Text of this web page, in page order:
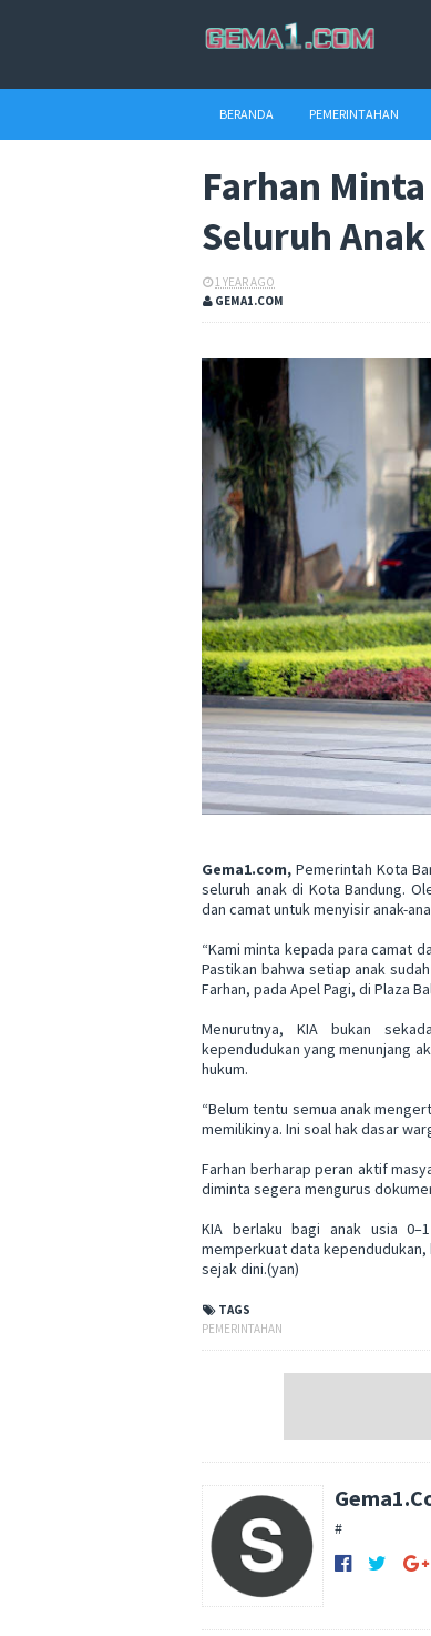
BERANDA PEMERINTAHAN
Farhan
Seluruh
1 YEAR AGO
GEMA1.COM
Gema1.com, Pemerintah Kota
seluruh anak di Kota Bandung.
dan camat untuk menyisir anak-
“Kami minta kepada para camat
Pastikan bahwa setiap anak
Farhan, pada Apel Pagi, di Plaza
Menurutnya, KIA bukan
kependudukan yang menunjang
hukum.
“Belum tentu semua anak
memilikinya. Ini soal hak dasar
Farhan berharap peran aktif
diminta segera mengurus
KIA berlaku bagi anak usia
memperkuat data
sejak dini.(yan)
TAGS
PEMERINTAHAN
#